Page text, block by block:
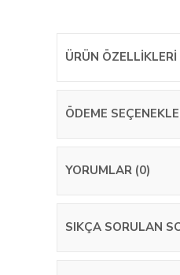
ÜRÜN ÖZELLIKLERI
ÖDEME
YORUMLAR (0)
SIKÇA SORULAN